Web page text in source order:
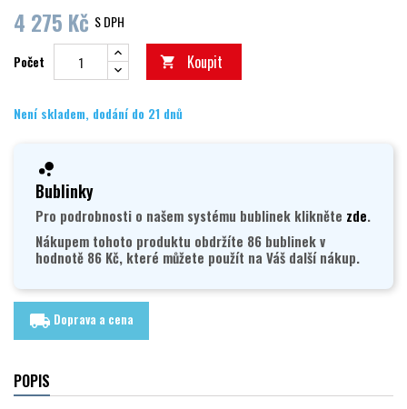
4 275 Kč S DPH
Počet  Koupit
Není skladem, dodání do 21 dnů
Bublinky
Pro podrobnosti o našem systému bublinek klikněte zde.
Nákupem tohoto produktu obdržíte 86 bublinek v
hodnotě 86 Kč, které můžete použít na Váš další nákup.
local_shipping Doprava a cena
POPIS